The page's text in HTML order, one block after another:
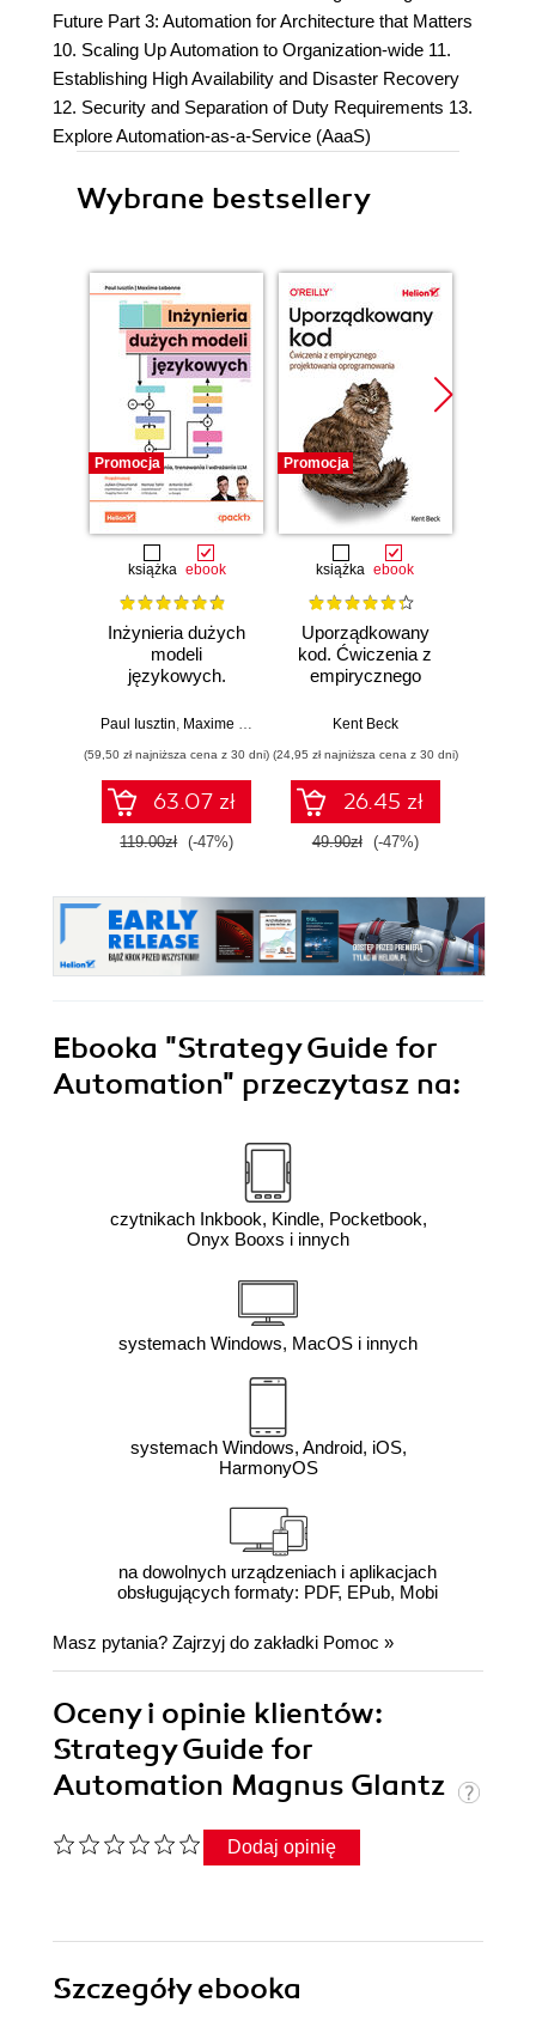
Future Part 3: Automation for Architecture that Matters
10. Scaling Up Automation to Organization-wide 11.
Establishing High Availability and Disaster Recovery
12. Security and Separation of Duty Requirements 13.
Explore Automation-as-a-Service (AaaS)
Wybrane bestsellery
Promocja
książka ebook
Inżynieria dużych
modeli
językowych.
projektowania,
wdrażania LLM
Paul Iusztin, Maxime Labonne Julien Chaumond (Foreword)
(59,50 zł najniższa cena z 30 dni)
63.07 zł
119.00zł (-47%)
Promocja
książka ebook
Uporządkowany
kod. Ćwiczenia z
empirycznego
oprogramowania
Kent Beck
(24,95 zł najniższa cena z 30 dni)
26.45 zł
49.90zł (-47%)
Ebooka "Strategy Guide for
Automation" przeczytasz na:
czytnikach Inkbook, Kindle, Pocketbook,
Onyx Booxs i innych
systemach Windows, MacOS i innych
systemach Windows, Android, iOS,
HarmonyOS
na dowolnych urządzeniach i aplikacjach
obsługujących formaty: PDF, EPub, Mobi
Masz pytania? Zajrzyj do zakładki Pomoc »
Oceny i opinie klientów:
Strategy Guide for
Automation Magnus Glantz
Dodaj opinię
Szczegółyebooka